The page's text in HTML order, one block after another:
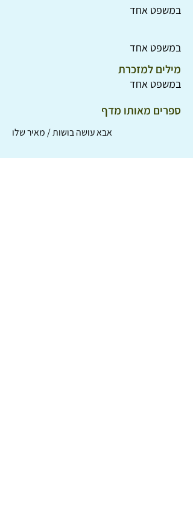
במשפט אחד
במשפט אחד
מילים למזכרת
במשפט אחד
ספרים מאותו מדף
אבא עושה בושות / מאיר שלו
ספינקי ברוגז / ויליאם סטייג